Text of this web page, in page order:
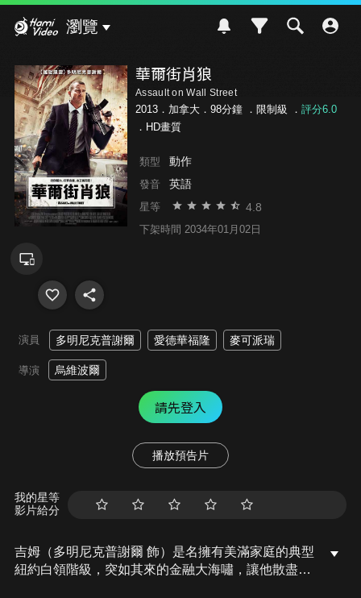
瀏覽
華爾街肖狼
Assault on Wall Street
2013．加拿大．98分鐘 ． 限制級 ． 評分6.0
．HD畫質
類型 動作
發音 英語
星等 4.8
下架時間 2034年01月02日
演員 多明尼克普謝爾 愛德華福隆 麥可派瑞
導演 烏維波爾
請先登入
播放預告片
我的星等
影片給分
吉姆（多明尼克普謝爾 飾）是名擁有美滿家庭的典型
紐約白領階級，突如其來的金融大海嘯，讓他散盡一